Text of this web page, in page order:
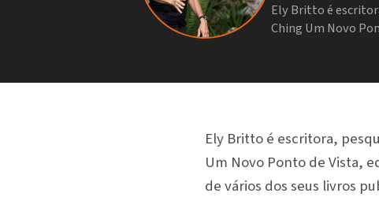
Ely Britto é
Ching Um Novo
Ely Britto é escritora,
Um Novo Ponto de Vista,
de vários dos seus livros